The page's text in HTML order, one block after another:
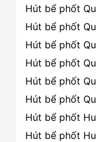
Hút bể phốt
Hút bể phốt
Hút bể phốt
Hút bể phốt
Hút bể phốt
Hút bể phốt
Hút bể phốt
Hút bể phốt